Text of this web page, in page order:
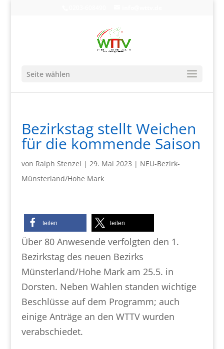
Seite wählen
Bezirkstag stellt Weichen
für die kommende Saison
von Ralph Stenzel | 29. Mai 2023 | NEU-Bezirk-
Münsterland/Hohe Mark
teilen teilen
Über 80 Anwesende verfolgten den 1.
Bezirkstag des neuen Bezirks
Münsterland/Hohe Mark am 25.5. in
Dorsten. Neben Wahlen standen wichtige
Beschlüsse auf dem Programm; auch
einige Anträge an den WTTV wurden
verabschiedet.